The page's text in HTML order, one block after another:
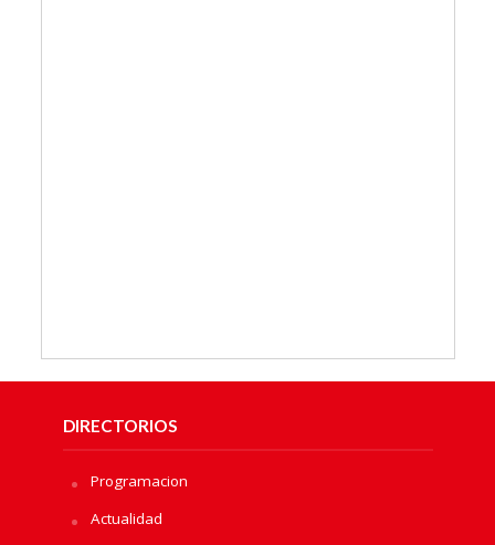
DIRECTORIOS
Programacion
Actualidad